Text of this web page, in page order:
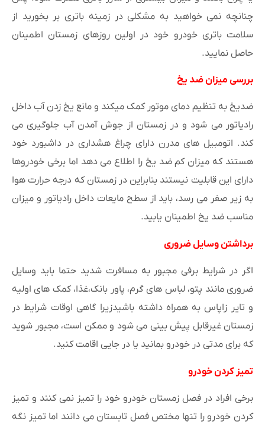
چنانچه نمی خواهید به مشکلی در زمینه باتری بر بخورید از
سلامت باتری خودرو خود در اولین روزهای زمستان اطمینان
حاصل نمایید.
بررسی میزان ضد یخ
ضدیخ به تنظیم دمای موتور کمک میکند و مانع یخ زدن آب داخل
رادیاتور می شود و در زمستان از جوش آمدن آب جلوگیری می
کند. اتومبیل های مدرن دارای چراغ هشداری در داشبورد خود
هستند که میزان کم ضد یخ را اطلاع می دهد اما برخی خودروها
دارای این قابلیت نیستند بنابراین در زمستان که درجه حرارت هوا
به زیر صفر می رسد، باید از سطح مایعات داخل رادیاتور و میزان
مناسب ضد یخ اطمینان یابید.
برداشتن وسایل ضروری
اگر در شرایط برفی مجبور به مسافرت شدید حتما باید وسایل
ضروری مانند پتو، لباس های گرم، پاور بانک،غذا، کمک های اولیه
و تایر زاپاس به همراه داشته باشیدزیرا گاهی اوقات شرایط در
زمستان غیرقابل پیش بینی می شود و ممکن است، مجبور شوید
که برای مدتی در خودرو بمانید یا در جایی اقامت کنید.
تمیز کردن خودرو
برخی افراد در فصل زمستان خودرو خود را تمیز نمی کنند و تمیز
کردن خودرو را تنها مختص فصل تابستان می دانند اما تمیز نگه